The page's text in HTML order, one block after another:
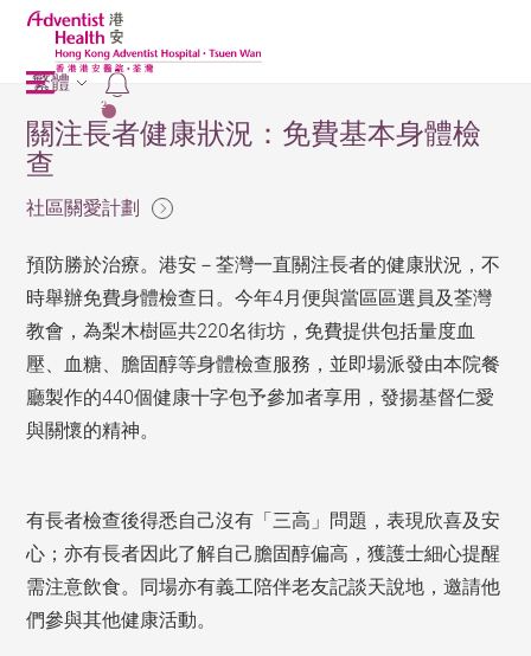
2
繁體
關注長者健康狀況：免費基本身體檢
查
社區關愛計劃
預防勝於治療。港安－荃灣一直關注長者的健康狀況，不
時舉辦免費身體檢查日。今年4月便與當區區選員及荃灣
教會，為梨木樹區共220名街坊，免費提供包括量度血
壓、血糖、膽固醇等身體檢查服務，並即場派發由本院餐
廳製作的440個健康十字包予參加者享用，發揚基督仁愛
與關懷的精神。
有長者檢查後得悉自己沒有「三高」問題，表現欣喜及安
心；亦有長者因此了解自己膽固醇偏高，獲護士細心提醒
需注意飲食。同場亦有義工陪伴老友記談天說地，邀請他
們參與其他健康活動。